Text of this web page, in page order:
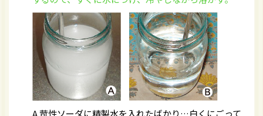
A 苛性ソーダに精製水を入れたばかり…白くにごって